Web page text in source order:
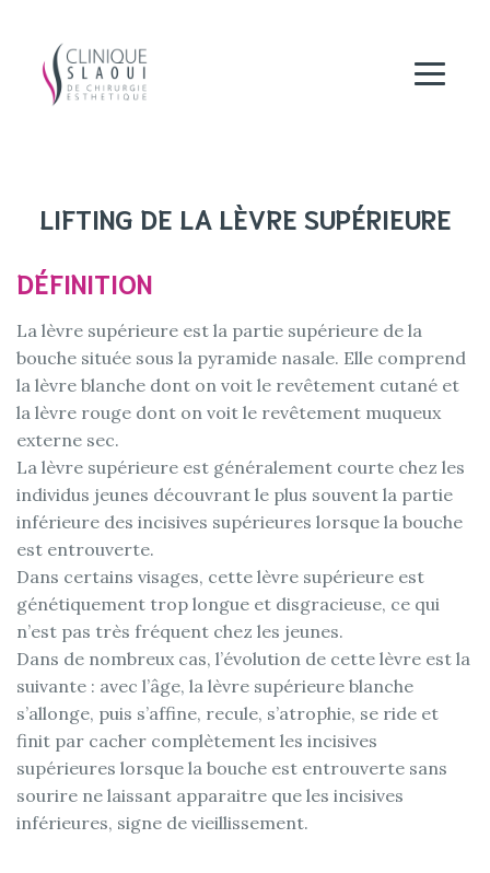
LIFTING DE LA LÈVRE SUPÉRIEURE
DÉFINITION
La lèvre supérieure est la partie supérieure de la
bouche située sous la pyramide nasale. Elle comprend
la lèvre blanche dont on voit le revêtement cutané et
la lèvre rouge dont on voit le revêtement muqueux
externe sec.
La lèvre supérieure est généralement courte chez les
individus jeunes découvrant le plus souvent la partie
inférieure des incisives supérieures lorsque la bouche
est entrouverte.
Dans certains visages, cette lèvre supérieure est
génétiquement trop longue et disgracieuse, ce qui
n’est pas très fréquent chez les jeunes.
Dans de nombreux cas, l’évolution de cette lèvre est la
suivante : avec l’âge, la lèvre supérieure blanche
s’allonge, puis s’affine, recule, s’atrophie, se ride et
finit par cacher complètement les incisives
supérieures lorsque la bouche est entrouverte sans
sourire ne laissant apparaitre que les incisives
inférieures, signe de vieillissement.